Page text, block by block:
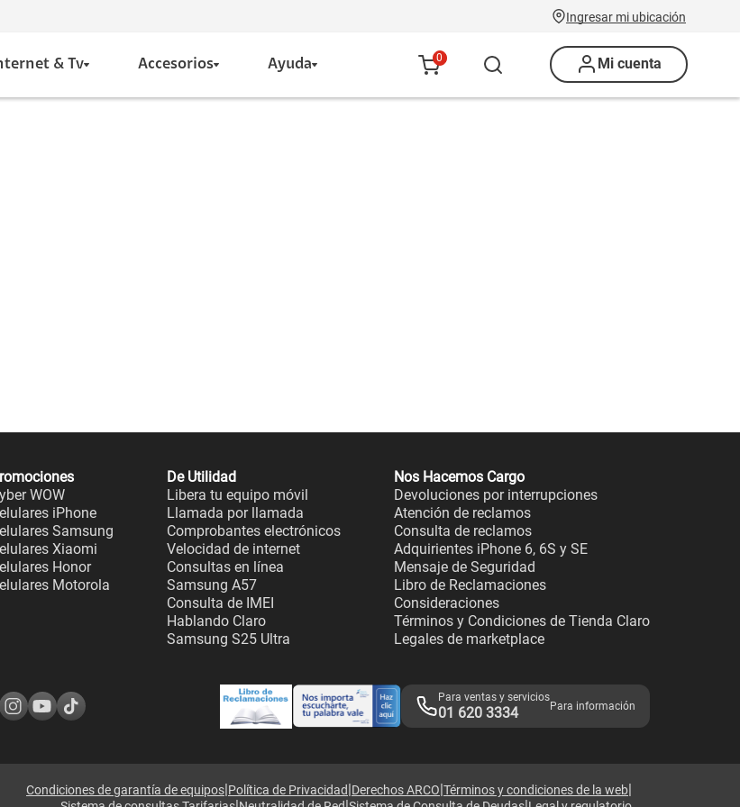
Ingresar mi ubicación
& Tv Accesorios Ayuda 0 Mi cuenta
WOW
iPhone
Samsung
Xiaomi
Honor
Motorola
De Utilidad
Libera tu equipo móvil
Llamada por llamada
Comprobantes electrónicos
Velocidad de internet
Consultas en línea
Samsung A57
Consulta de IMEI
Hablando Claro
Samsung S25 Ultra
Nos Hacemos Cargo
Devoluciones por interrupciones
Atención de reclamos
Consulta de reclamos
Adquirientes iPhone 6, 6S y SE
Mensaje de Seguridad
Libro de Reclamaciones
Consideraciones
Términos y Condiciones de Tienda Claro
Legales de marketplace
Para ventas y servicios
01 620 3334 Para información
Condiciones de garantía de equipos|Política de Privacidad|Derechos ARCO|Términos y condiciones de la web|